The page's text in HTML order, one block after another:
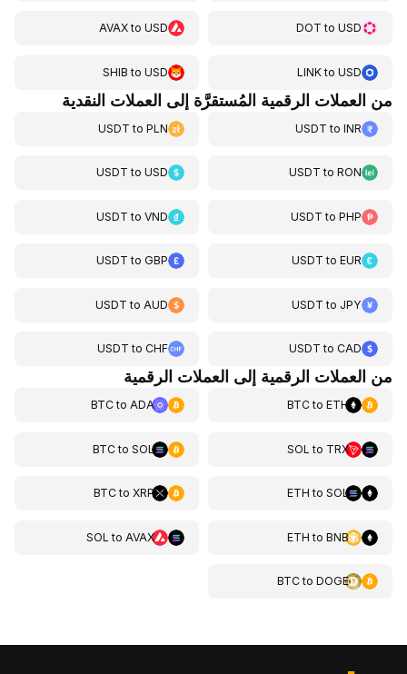
DOT toUSD
AVAXtoUSD
LINKtoUSD
SHIB toUSD
من العملات الرقمية المُستقرَّة إلى العملات النقدية
USDT toINR
USDT toPLN
USDT toRON
USDT toUSD
USDT toPHP
USDT toVND
USDT toEUR
USDT toGBP
USDT toJPY
USDT to AUD
USDT toCAD
USDT toCHF
من العملات الرقمية إلى العملات الرقمية
BTCtoETH
BTCtoADA
SOL to TRX
BTCtoSOL
ETH toSOL
BTCtoXRP
ETH toBNB
SOL toAVAX
BTCtoDOGE